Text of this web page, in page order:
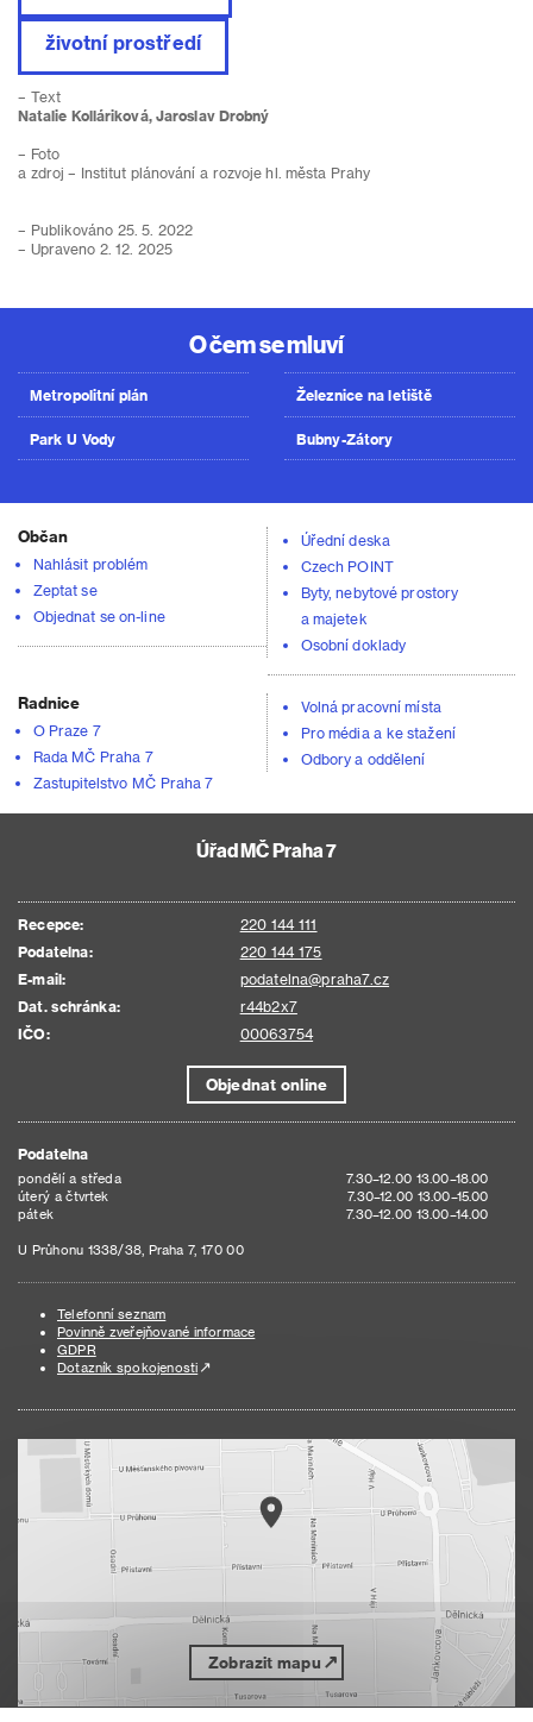
životní prostředí
– Text
Natalie Kolláriková, Jaroslav Drobný
– Foto
a zdroj – Institut plánování a rozvoje hl. města Prahy
– Publikováno 25. 5. 2022
– Upraveno 2. 12. 2025
O čem se mluví
Metropolitní plán
Park U Vody
Železnice na letiště
Bubny-Zátory
Občan
Nahlásit problém
Zeptat se
Objednat se on-line
Úřední deska
Czech POINT
Byty, nebytové prostory
a majetek
Osobní doklady
Radnice
O Praze 7
Rada MČ Praha 7
Zastupitelstvo MČ Praha 7
Volná pracovní místa
Pro média a ke stažení
Odbory a oddělení
Úřad MČ Praha 7
Recepce:
220 144 111
Podatelna:
220 144 175
E-mail:
podatelna@praha7.cz
Dat. schránka:
r44b2x7
IČO:
00063754
Objednat online
Podatelna
pondělí a středa
7.30–12.00 13.00–18.00
úterý a čtvrtek
7.30–12.00 13.00–15.00
pátek
7.30–12.00 13.00–14.00
U Průhonu 1338/38, Praha 7, 170 00
Telefonní seznam
Povinně zveřejňované informace
GDPR
Dotazník spokojenosti
Zobrazit mapu